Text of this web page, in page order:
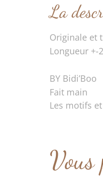
La
Originale et
Longueur +-
BY Bidi’Boo
Fait main
Les motifs
Vous